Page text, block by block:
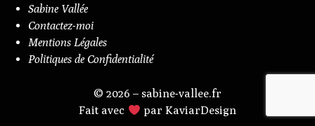
Sabine Vallée
Contactez-moi
Mentions Légales
Politiques de Confidentialité
© 2026 – sabine-vallee.fr
Fait avec
par KaviarDesign